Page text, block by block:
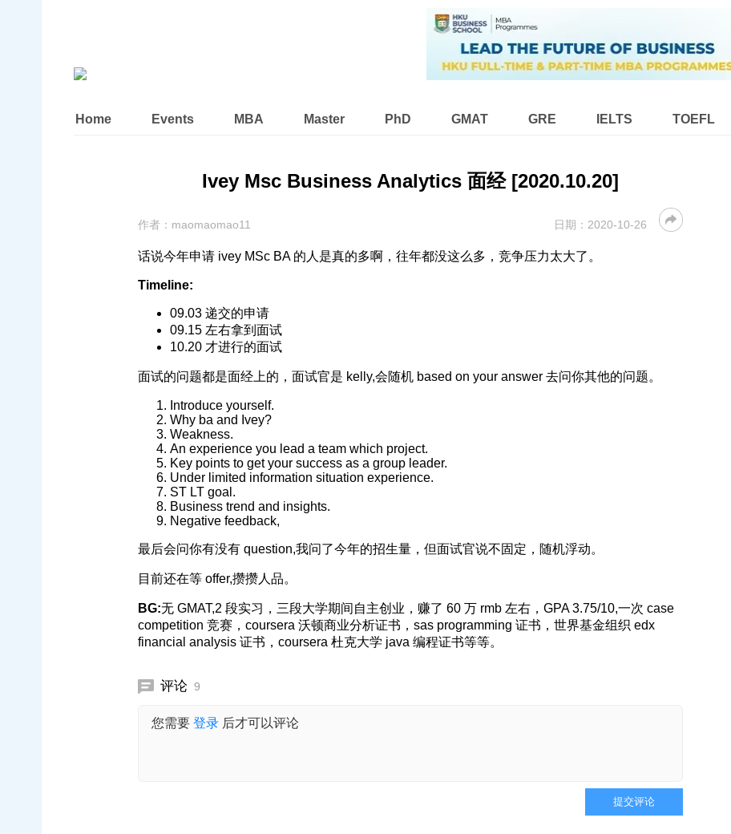
Home Events MBA Master PhD GMAT GRE IELTS TOEFL
Ivey Msc Business Analytics 面经 [2020.10.20]
作者： maomaomao11 日期： 2020-10-26
话说今年申请 ivey MSc BA 的人是真的多啊，往年都没这么多，竞争压力太大了。
Timeline:
09.03 递交的申请
09.15 左右拿到面试
10.20 才进行的面试
面试的问题都是面经上的，面试官是 kelly,会随机 based on your answer 去问你其他的问题。
Introduce yourself.
Why ba and Ivey?
Weakness.
An experience you lead a team which project.
Key points to get your success as a group leader.
Under limited information situation experience.
ST LT goal.
Business trend and insights.
Negative feedback,
最后会问你有没有 question,我问了今年的招生量，但面试官说不固定，随机浮动。
目前还在等 offer,攒攒人品。
BG:无 GMAT,2 段实习，三段大学期间自主创业，赚了 60 万 rmb 左右，GPA 3.75/10,一次 case
competition 竞赛，coursera 沃顿商业分析证书，sas programming 证书，世界基金组织 edx
financial analysis 证书，coursera 杜克大学 java 编程证书等等。
评论 9
您需要 登录 后才可以评论
提交评论